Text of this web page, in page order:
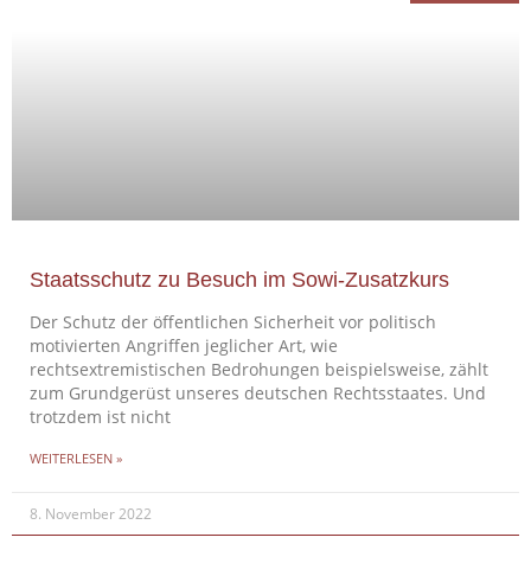
Staatsschutz zu Besuch im Sowi-Zusatzkurs
Der Schutz der öffentlichen Sicherheit vor politisch
motivierten Angriffen jeglicher Art, wie
rechtsextremistischen Bedrohungen beispielsweise, zählt
zum Grundgerüst unseres deutschen Rechtsstaates. Und
trotzdem ist nicht
WEITERLESEN »
8. November 2022